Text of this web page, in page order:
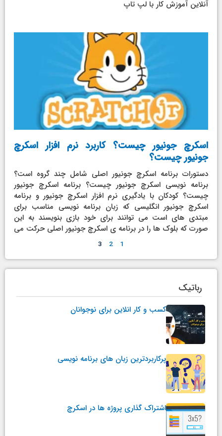
آنلاین آموزش کار با لپ تاپ
اسکرچ جونیور چیست؟ کاربرد نرم افزار اسکرچ
جونیور چیست؟
دستورات برنامه اسکرچ جونیور اصلی شامل چند گروه است؟
برنامه نویسی اسکرچ جونیور چیست؟ برنامه اسکرچ جونیور
چیست؟ کودکان با یادگیری نرم افزار اسکرچ جونیور و برنامه
اسکرچ جونیور انگلیسی که زبان برنامه نویسی مناسب برای
مبتدی های است می توانند برای خود بازی بنویسند به این
صورت که بلوک ها را در برنامه ی اسکرچ جونیور اصلی حرکت می
2
3
رباتیک
کسب و کار انلاین برای نوجوانان
پرکاربردترین زبان های برنامه نویسی
اشتراک گذاری پروژه ها در اسکرچ